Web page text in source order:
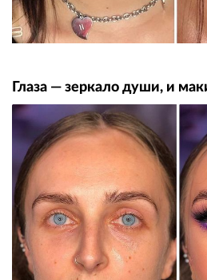
Глаза — зеркало души, и